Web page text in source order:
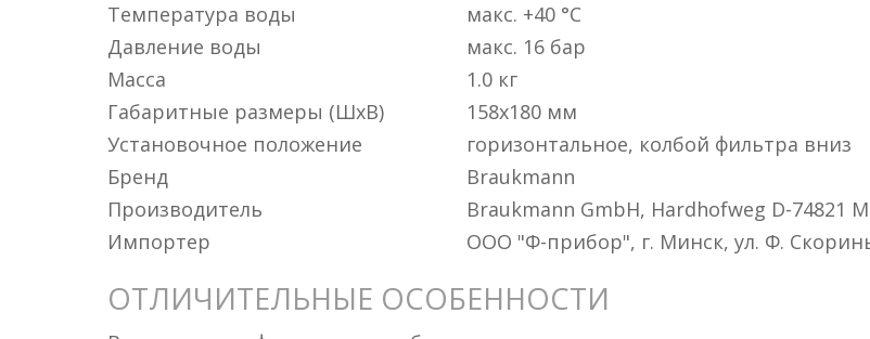
Температура воды
макс. +40 °C
Давление воды
макс. 16 бар
Масса
1.0 кг
Габаритные размеры (ШxВ)
158x180 мм
Установочное положение
горизонтальное, колбой фильтра вниз
Бренд
Braukmann
Производитель
Braukmann GmbH, Hardhofweg D-74821
Импортер
ООО "Ф-прибор", г. Минск, ул. Ф.
ОТЛИЧИТЕЛЬНЫЕ ОСОБЕННОСТИ